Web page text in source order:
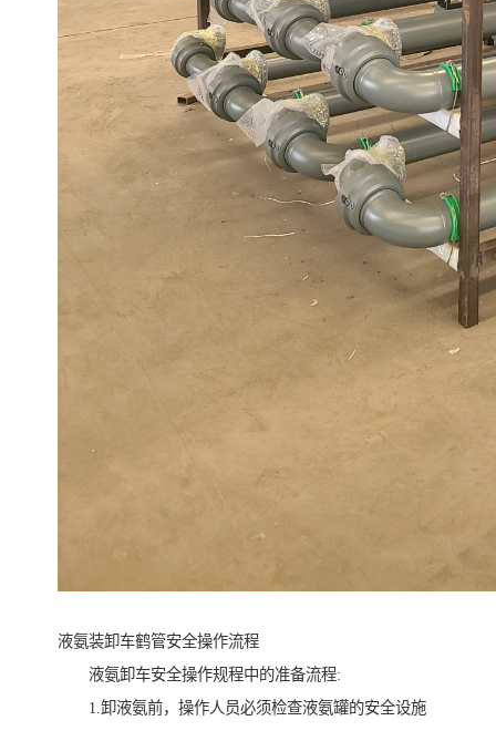
液氨装卸车鹤管安全操作流程
液氨卸车安全操作规程中的准备流程:
1.卸液氨前，操作人员必须检查液氨罐的安全设施